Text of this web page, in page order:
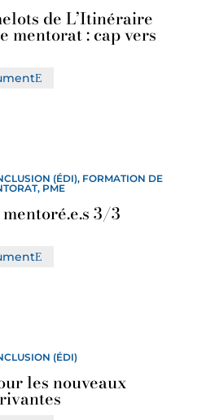
de L’Itinéraire
mentorat : cap vers
(ÉDI), FORMATION DE
PME
3/3
(ÉDI)
les nouveaux